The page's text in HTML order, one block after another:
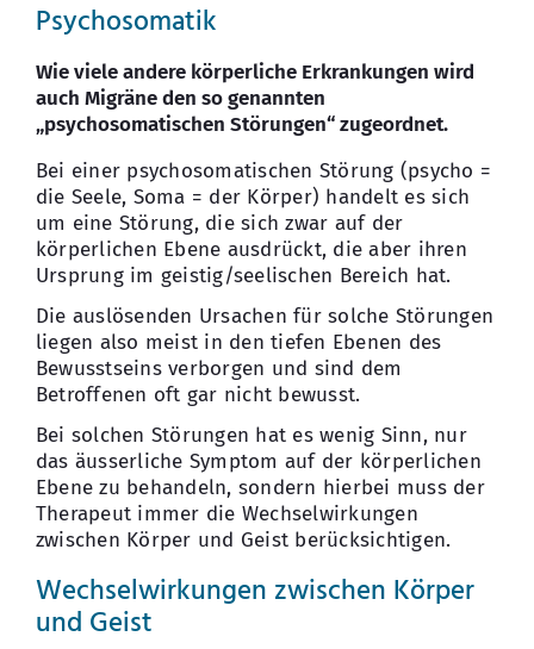
Psychosomatik
Wie viele andere körperliche Erkrankungen wird
auch Migräne den so genannten
„psychosomatischen Störungen“ zugeordnet.
Bei einer psychosomatischen Störung (psycho =
die Seele, Soma = der Körper) handelt es sich
um eine Störung, die sich zwar auf der
körperlichen Ebene ausdrückt, die aber ihren
Ursprung im geistig/seelischen Bereich hat.
Die auslösenden Ursachen für solche Störungen
liegen also meist in den tiefen Ebenen des
Bewusstseins verborgen und sind dem
Betroffenen oft gar nicht bewusst.
Bei solchen Störungen hat es wenig Sinn, nur
das äusserliche Symptom auf der körperlichen
Ebene zu behandeln, sondern hierbei muss der
Therapeut immer die Wechselwirkungen
zwischen Körper und Geist berücksichtigen.
Wechselwirkungen zwischen Körper
und Geist